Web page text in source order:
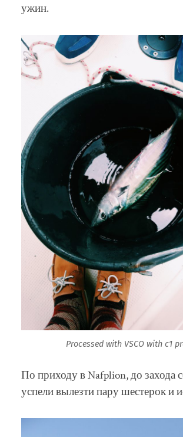
ужин.
Processed with VSCO with c1
По приходу в Nafplion, до захода
успели вылезти пару шестерок и